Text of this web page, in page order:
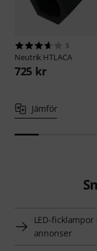
5
Neutrik HTLACA
725 kr
Jämför
LED-
annonser